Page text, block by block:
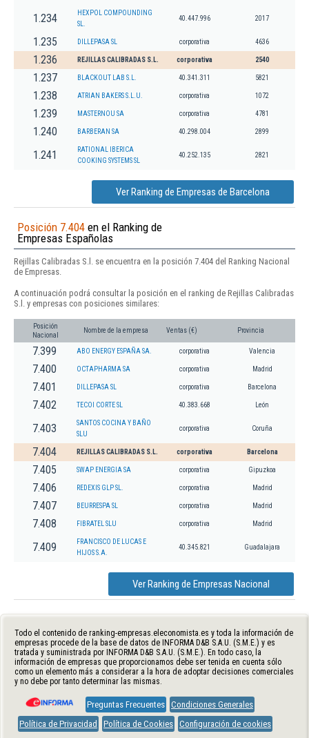
1.234
HEXPOL COMPOUNDING
SL.
40.447.996 2017
1.235 DILLEPASA SL corporativa 4636
1.236 REJILLAS CALIBRADAS S.L. corporativa 2540
1.237 BLACKOUT LAB S.L. 40.341.311 5821
1.238 ATRIAN BAKERS S.L.U. corporativa 1072
1.239 MASTERNOU SA corporativa 4781
1.240 BARBERAN SA 40.298.004 2899
1.241
RATIONAL IBERICA
COOKING SYSTEMS SL
40.252.135 2821
Ver Ranking de Empresas de Barcelona
Posición 7.404 en el Ranking de
Empresas Españolas
Rejillas Calibradas S.l. se encuentra en la posición 7.404 del Ranking Nacional
de Empresas.
A continuación podrá consultar la posición en el ranking de Rejillas Calibradas
S.l. y empresas con posiciones similares:
Posición
Nacional
Nombre de la empresa Ventas (€) Provincia
7.399 ABO ENERGY ESPAÑA SA. corporativa Valencia
7.400 OCTAPHARMA SA corporativa Madrid
7.401 DILLEPASA SL corporativa Barcelona
7.402 TECOI CORTE SL 40.383.668 León
7.403
SANTOS COCINA Y BAÑO
SLU
corporativa Coruña
7.404 REJILLAS CALIBRADAS S.L. corporativa Barcelona
7.405 SWAP ENERGIA SA corporativa Gipuzkoa
7.406 REDEXIS GLP SL. corporativa Madrid
7.407 BEURRESPA SL corporativa Madrid
7.408 FIBRATEL SLU corporativa Madrid
7.409
FRANCISCO DE LUCAS E
HIJOS S.A.
40.345.821 Guadalajara
Ver Ranking de Empresas Nacional
Todo el contenido de ranking-empresas.eleconomista.es y toda la información de
empresas procede de la base de datos de INFORMA D&B S.A.U. (S.M.E.) y es
tratada y suministrada por INFORMA D&B S.A.U. (S.M.E.). En todo caso, la
información de empresas que proporcionamos debe ser tenida en cuenta sólo
como un elemento más a considerar a la hora de adoptar decisiones comerciales
y no debe por tanto determinar las mismas.
Preguntas Frecuentes Condiciones Generales
Política de Privacidad
Política de Cookies Configuración de cookies